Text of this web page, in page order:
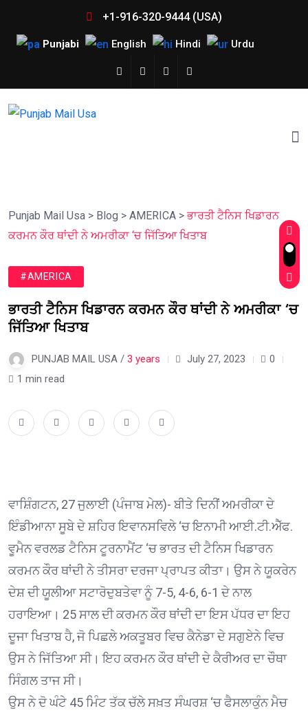
+1-916-320-9444 (USA)
Punjabi English Hindi Urdu
Punjab Mail Usa > Blog > AMERICA >ਭਾਰਤੀ ਟੈਨਿਸ ਖਿਡਾਰਨ
ਕਰਮਨ ਕੌਰ ਥਾਂਦੀ ਨੇ ਅਮਰੀਕਾ ‘ਚ ਜਿੱਤਿਆ ਖਿਤਾਬ
#AMERICA
ਭਾਰਤੀ ਟੈਨਿਸ ਖਿਡਾਰਨ ਕਰਮਨ ਕੌਰ ਥਾਂਦੀ ਨੇ ਅਮਰੀਕਾ ‘ਚ
ਜਿੱਤਿਆ ਖਿਤਾਬ
PUNJAB MAIL USA / 3 years July 27, 2023
0
1 min read
ਵਾਸ਼ਿੰਗਟਨ, 27 ਜੁਲਾਈ (ਪੰਜਾਬ ਮੇਲ)- ਬੀਤੇ ਦਿਨੀਂ ਅਮਰੀਕਾ ਦੇ
ਇੰਡੀਆਨਾ ਸੂਬੇ ਦੇ ਸ਼ਹਿਰ ਇਵਾਨਸਵਿਲੇ ‘ਚ ਇਨਾਮੀ ਆਈ.ਟੀ.ਐੱਫ.
ਵੂਮੈਨ ਵਰਲਡ ਟੈਨਿਸ ਟੂਰਨਾਮੈਂਟ ‘ਚ ਭਾਰਤ ਦੀ ਟੈਨਿਸ ਖਿਡਾਰਨ
ਕਰਮਨ ਕੌਰ ਥਾਂਦੀ ਨੇ ਤੀਸਰਾ ਦਰਜਾ ਪ੍ਰਾਪਤ ਕੀਤਾ। ਉਸ ਨੇ ਯੂਕਰੇਨ
ਦੇਸ਼ ਦੀ ਯੂਲੀਆ ਸਟਾਰੋਦੁਬਤੇਵਾ ਨੂੰ 7-5, 4-6, 6-1 ਦੇ ਨਾਲ
ਹਰਾਇਆ। 25 ਸਾਲ ਦੀ ਕਰਮਨ ਕੌਰ ਥਾਂਦੀ ਦਾ ਇਸ ਪੱਧਰ ਦਾ ਇਹ
ਦੂਜਾ ਖਿਤਾਬ ਹੈ, ਜੋ ਪਿਛਲੇ ਅਕਤੂਬਰ ਵਿਚ ਕੈਨੇਡਾ ਦੇ ਸਗੁਏਨੇ ਵਿਚ
ਉਸ ਨੇ ਜਿੱਤਿਆ ਸੀ। ਇਹ ਕਰਮਨ ਕੌਰ ਥਾਂਦੀ ਦੇ ਕੈਰੀਅਰ ਦਾ ਚੌਥਾ
ਸਿੰਗਲ ਤਾਜ ਸੀ।
ਉਸ ਨੇ ਦੋ ਘੰਟੇ 45 ਮਿੰਟ ਤੱਕ ਚੱਲੇ ਸਖ਼ਤ ਸੰਘਰਸ਼ ‘ਚ ਫੈਸਲਾਕੁੰਨ ਮੈਚ